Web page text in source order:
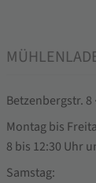
Betzenbergstr. 8
Montag bis
8 bis 12:30 Uhr
Samstag: